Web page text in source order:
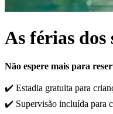
As férias dos
Não espere mais para
✔️ Estadia gratuita para
✔️ Supervisão incluída para